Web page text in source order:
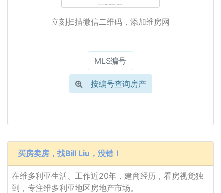
立刻扫描微信二维码，添加维房网
按编号查询房产
买房卖房，找Bill Liu，没错！
在维多利亚生活、工作近20年，建商经历，看房视觉独
到，专注维多利亚地区房地产市场。